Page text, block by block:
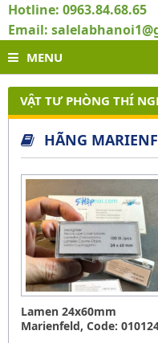
Hotline: 0963.84.68.65
Email:
MENU
VẬT TƯ PHÒNG THÍ
HÃNG
Lamen 24x60mm
Marienfeld, Code: